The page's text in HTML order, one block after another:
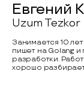
Евгений
Uzum Tezkor
Занимается 10
пишет на Golang
разработки.
хорошо